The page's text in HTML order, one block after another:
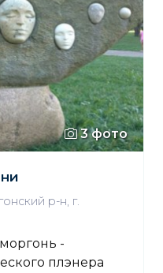
3 фото
р-н, г.
-
плэнера